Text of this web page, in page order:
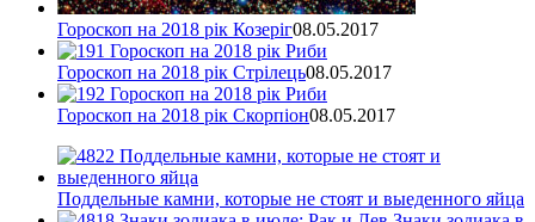
Гороскоп на 2018 рік Козеріг08.05.2017
Гороскоп на 2018 рік Стрілець08.05.2017
Гороскоп на 2018 рік Скорпіон08.05.2017
Поддельные камни, которые не стоят и выеденного яйца